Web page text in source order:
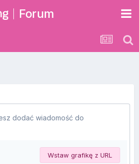
Forum
dodać wiadomość do
Wstaw grafikę z URL